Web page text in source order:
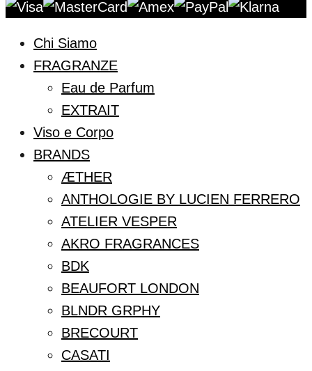
Chi Siamo
FRAGRANZE
Eau de Parfum
EXTRAIT
Viso e Corpo
BRANDS
ÆTHER
ANTHOLOGIE BY LUCIEN FERRERO
ATELIER VESPER
AKRO FRAGRANCES
BDK
BEAUFORT LONDON
BLNDR GRPHY
BRECOURT
CASATI